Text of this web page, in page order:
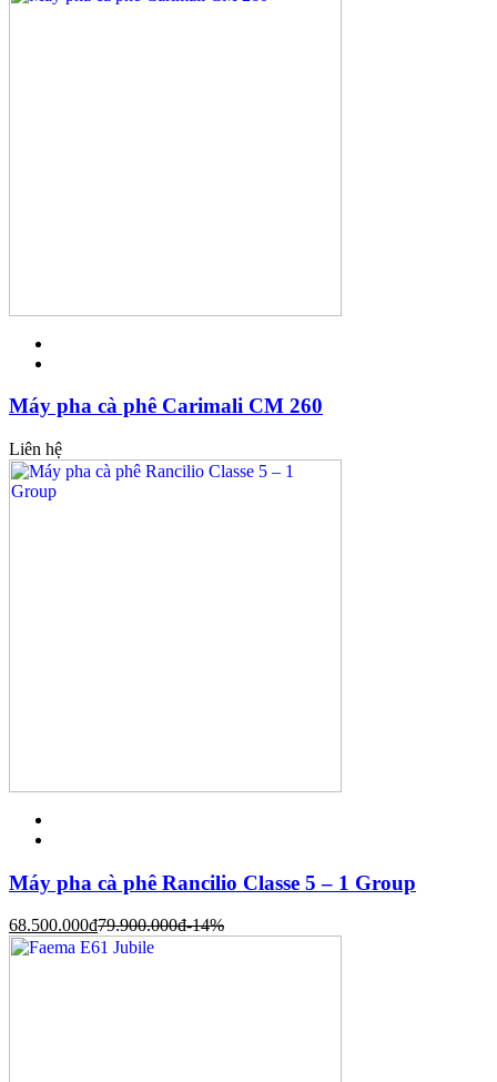
Máy pha cà phê Carimali CM 260
Liên hệ
Máy pha cà phê Rancilio Classe 5 – 1 Group
68.500.000đ79.900.000đ-14%